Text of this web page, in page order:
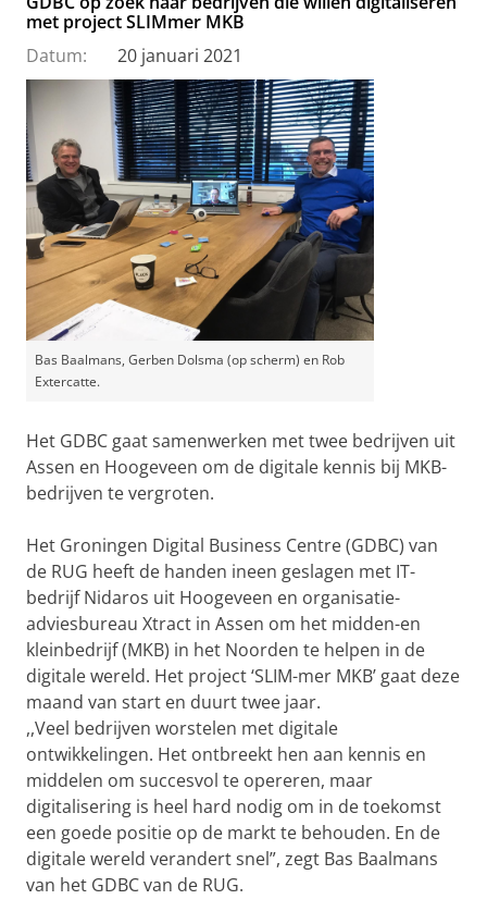
met project SLIMmer MKB
Datum:
20 januari 2021
Bas Baalmans, Gerben Dolsma (op scherm) en Rob
Extercatte.
Het GDBC gaat samenwerken met twee bedrijven uit
Assen en Hoogeveen om de digitale kennis bij MKB-
bedrijven te vergroten.
Het Groningen Digital Business Centre (GDBC) van
de RUG heeft de handen ineen geslagen met IT-
bedrijf Nidaros uit Hoogeveen en organisatie-
adviesbureau Xtract in Assen om het midden-en
kleinbedrijf (MKB) in het Noorden te helpen in de
digitale wereld. Het project ‘SLIM-mer MKB’ gaat deze
maand van start en duurt twee jaar.
,,Veel bedrijven worstelen met digitale
ontwikkelingen. Het ontbreekt hen aan kennis en
middelen om succesvol te opereren, maar
digitalisering is heel hard nodig om in de toekomst
een goede positie op de markt te behouden. En de
digitale wereld verandert snel”, zegt Bas Baalmans
van het GDBC van de RUG.